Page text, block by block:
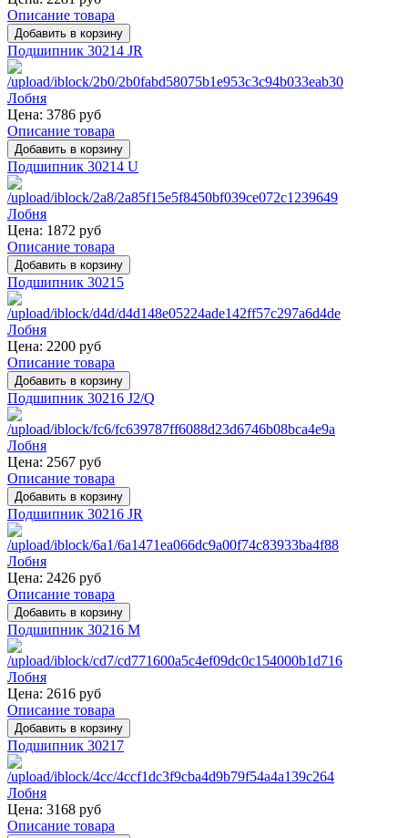
Описание товара
Подшипник 30214 JR
Цена: 3786 руб
Описание товара
Подшипник 30214 U
Цена: 1872 руб
Описание товара
Подшипник 30215
Цена: 2200 руб
Описание товара
Подшипник 30216 J2/Q
Цена: 2567 руб
Описание товара
Подшипник 30216 JR
Цена: 2426 руб
Описание товара
Подшипник 30216 M
Цена: 2616 руб
Описание товара
Подшипник 30217
Цена: 3168 руб
Описание товара